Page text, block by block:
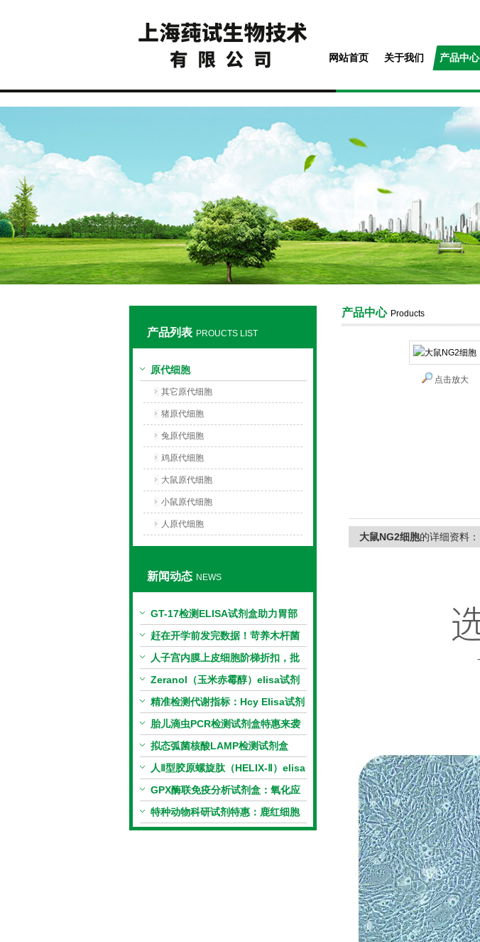
网站首页 关于我们 产品中心
产品列表 PROUCTS LIST
原代细胞
其它原代细胞
猪原代细胞
兔原代细胞
鸡原代细胞
大鼠原代细胞
小鼠原代细胞
人原代细胞
新闻动态 NEWS
GT-17检测ELISA试剂盒助力胃部
相关指标样本定量研究
赶在开学前发完数据！苛养木杆菌
PCR检测试剂盒暑假优惠开启
人子宫内膜上皮细胞阶梯折扣，批
量更划算
Zeranol（玉米赤霉醇）elisa试剂
盒特惠
精准检测代谢指标：Hcy Elisa试剂
盒的科研应用与技术特点
胎儿滴虫PCR检测试剂盒特惠来袭
拟态弧菌核酸LAMP检测试剂盒
（恒温荧光法）新品上市优惠活动
人Ⅱ型胶原螺旋肽（HELIX-Ⅱ）elisa
试剂盒科研优惠活动开启
GPX酶联免疫分析试剂盒：氧化应
激研究精准检测工具
特种动物科研试剂特惠：鹿红细胞
膜蛋白(EMP)ELISA试剂盒让利活
产品中心 Products
点击放大
大鼠NG2细胞的详细资料：